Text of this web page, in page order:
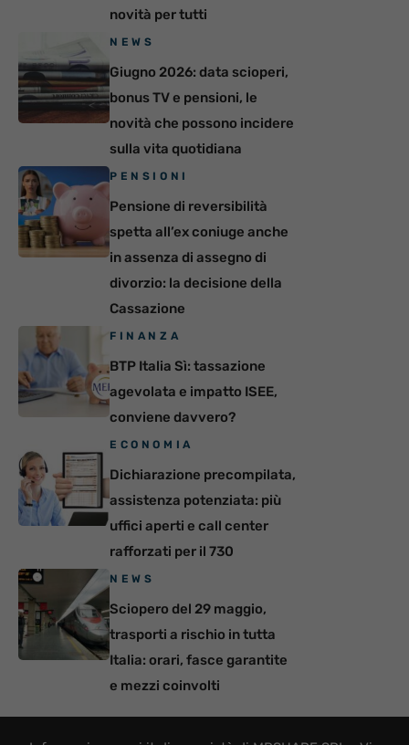
novità per tutti
NEWS
Giugno 2026: data scioperi,
bonus TV e pensioni, le
novità che possono incidere
sulla vita quotidiana
PENSIONI
Pensione di reversibilità
spetta all’ex coniuge anche
in assenza di assegno di
divorzio: la decisione della
Cassazione
FINANZA
BTP Italia Sì: tassazione
agevolata e impatto ISEE,
conviene davvero?
ECONOMIA
Dichiarazione precompilata,
assistenza potenziata: più
uffici aperti e call center
rafforzati per il 730
NEWS
Sciopero del 29 maggio,
trasporti a rischio in tutta
Italia: orari, fasce garantite
e mezzi coinvolti